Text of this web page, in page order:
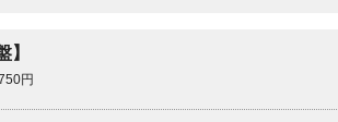
】
円